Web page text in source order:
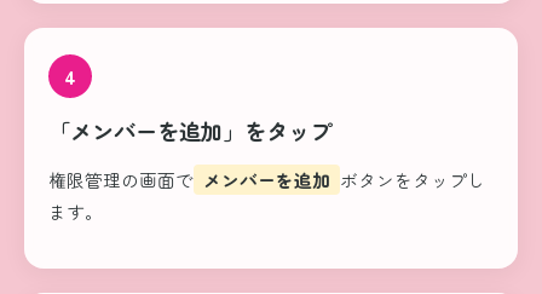
4
「メンバーを追加」をタップ
権限管理の画面で メンバーを追加 ボタンをタップし
ます。